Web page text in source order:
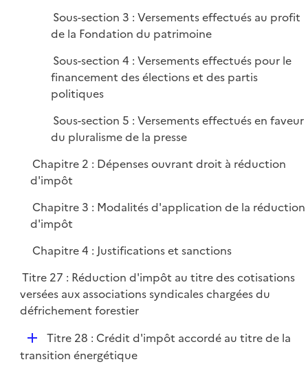
Sous-section 3 : Versements effectués au profit
de la Fondation du patrimoine
Sous-section 4 : Versements effectués pour le
financement des élections et des partis
politiques
Sous-section 5 : Versements effectués en faveur
du pluralisme de la presse
Chapitre 2 : Dépenses ouvrant droit à réduction
d'impôt
Chapitre 3 : Modalités d'application de la réduction
d'impôt
Chapitre 4 : Justifications et sanctions
Titre 27 : Réduction d'impôt au titre des cotisations
versées aux associations syndicales chargées du
défrichement forestier
D
é
Titre 28 : Crédit d'impôt accordé au titre de la
transition énergétique